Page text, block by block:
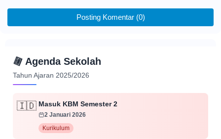
Posting Komentar (0)
📅 Agenda Sekolah
Tahun Ajaran 2025/2026
🇮🇩 Masuk KBM Semester 2
2 Januari 2026
Kurikulum